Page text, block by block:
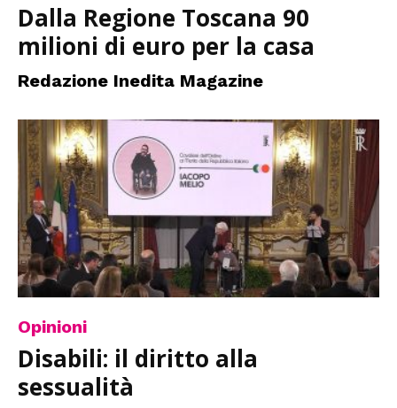
Dalla Regione Toscana 90
milioni di euro per la casa
Redazione Inedita Magazine
Opinioni
Disabili: il diritto alla
sessualità